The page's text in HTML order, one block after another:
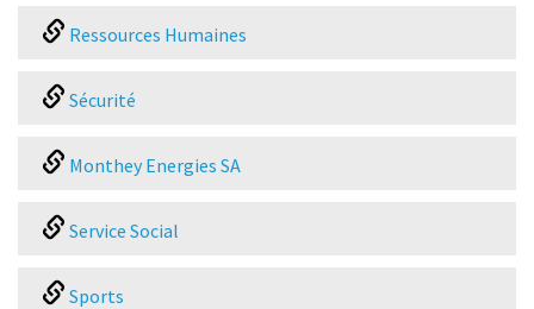
Ressources Humaines
Sécurité
Monthey Energies SA
Service Social
Sports